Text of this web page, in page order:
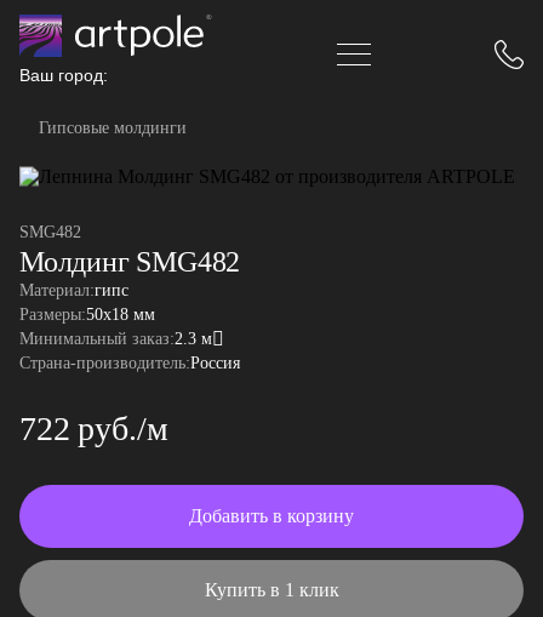
Ваш город:
Гипсовые молдинги
SMG482
Молдинг SMG482
Материал:гипс
Размеры:50x18 мм
Минимальный заказ:2.3 м
Страна-производитель:Россия
722 руб./м
Добавить в корзину
Купить в 1 клик